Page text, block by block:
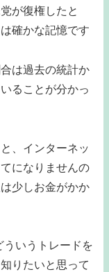
が復権したと
確かな記憶です
は過去の統計か
ることが分かっ
、インターネッ
になりませんの
少しお金がかか
ういうトレードを
りたいと思って